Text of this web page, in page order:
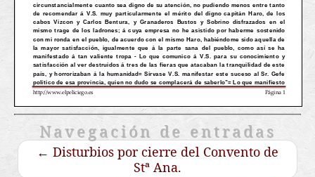
Navegación de entradas
← Disturbios por cierre del Convento de
Stª Ana.